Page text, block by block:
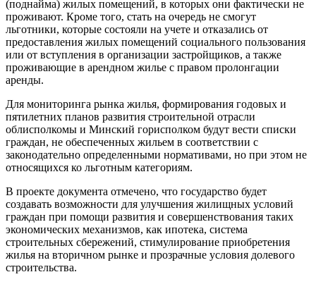
(поднайма) жилых помещений, в которых они фактически не
проживают. Кроме того, стать на очередь не смогут
льготники, которые состояли на учете и отказались от
предоставления жилых помещений социального пользования
или от вступления в организации застройщиков, а также
проживающие в арендном жилье с правом пролонгации
аренды.
Для мониторинга рынка жилья, формирования годовых и
пятилетних планов развития строительной отрасли
облисполкомы и Минский горисполком будут вести списки
граждан, не обеспеченных жильем в соответствии с
законодательно определенными нормативами, но при этом не
относящихся ко льготным категориям.
В проекте документа отмечено, что государство будет
создавать возможности для улучшения жилищных условий
граждан при помощи развития и совершенствования таких
экономических механизмов, как ипотека, система
строительных сбережений, стимулирование приобретения
жилья на вторичном рынке и прозрачные условия долевого
строительства.